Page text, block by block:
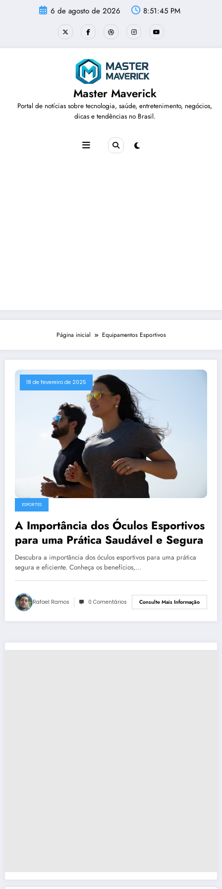
6 de agosto de 2026 8:51:46 PM
Master Maverick
Portal de notícias sobre tecnologia, saúde, entretenimento, negócios,
dicas e tendências no Brasil.
Página inicial Equipamentos Esportivos
18 de fevereiro de 2025
ESPORTES
A Importância dos Óculos Esportivos
para uma Prática Saudável e Segura
Descubra a importância dos óculos esportivos para uma prática
segura e eficiente. Conheça os benefícios,…
Rafael Ramos 0 Comentários Consulte Mais Informação